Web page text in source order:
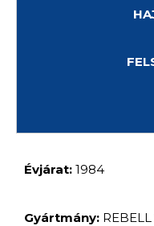
Évjárat: 1984
Gyártmány: